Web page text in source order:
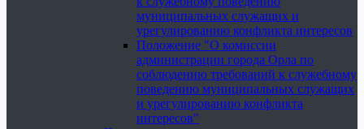
муниципальных служащих и
урегулированию конфликта интересов
Положение "О комиссии
администрации города Орла по
соблюдению требований к служебному
поведению муниципальных служащих
и урегулированию конфликта
интересов"